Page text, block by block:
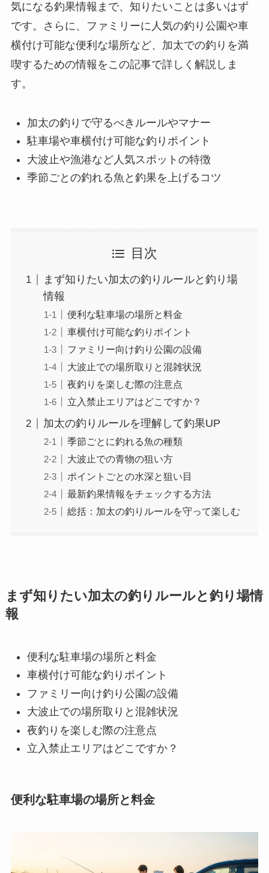
気になる釣果情報まで、知りたいことは多いはず
です。さらに、ファミリーに人気の釣り公園や車
横付け可能な便利な場所など、加太での釣りを満
喫するための情報をこの記事で詳しく解説しま
す。
加太の釣りで守るべきルールやマナー
駐車場や車横付け可能な釣りポイント
大波止や漁港など人気スポットの特徴
季節ごとの釣れる魚と釣果を上げるコツ
目次
まず知りたい加太の釣りルールと釣り場
情報
便利な駐車場の場所と料金
車横付け可能な釣りポイント
ファミリー向け釣り公園の設備
大波止での場所取りと混雑状況
夜釣りを楽しむ際の注意点
立入禁止エリアはどこですか？
加太の釣りルールを理解して釣果UP
季節ごとに釣れる魚の種類
大波止での青物の狙い方
ポイントごとの水深と狙い目
最新釣果情報をチェックする方法
総括：加太の釣りルールを守って楽しむ
まず知りたい加太の釣りルールと釣り場情
報
便利な駐車場の場所と料金
車横付け可能な釣りポイント
ファミリー向け釣り公園の設備
大波止での場所取りと混雑状況
夜釣りを楽しむ際の注意点
立入禁止エリアはどこですか？
便利な駐車場の場所と料金